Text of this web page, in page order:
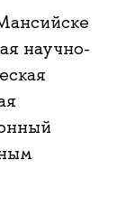
научно-